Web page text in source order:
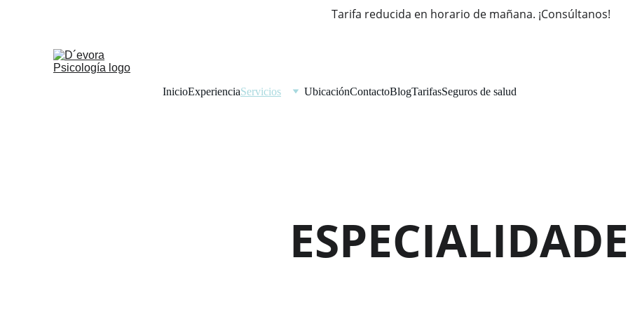
Tarifa reducida en horario de mañana. ¡Consúltanos!
InicioExperienciaServicios UbicaciónContactoBlogTarifasSeguros de salud